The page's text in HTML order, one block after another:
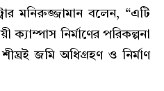
মনিরুজ্জামান বলেন, “এটি
ক্যাম্পাস নির্মাণের পরিকল্পনা
জমি অধিগ্রহণ ও নির্মাণ